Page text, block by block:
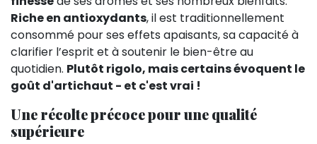
Riche en antioxydants, il est traditionnellement
consommé pour ses effets apaisants, sa capacité à
clarifier l’esprit et à soutenir le bien-être au
quotidien. Plutôt rigolo, mais certains évoquent le
goût d'artichaut - et c'est vrai !
Une récolte précoce pour une qualité
supérieure